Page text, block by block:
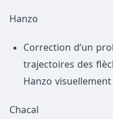
Hanzo
Correction d’un
trajectoires des
Hanzo
Chacal